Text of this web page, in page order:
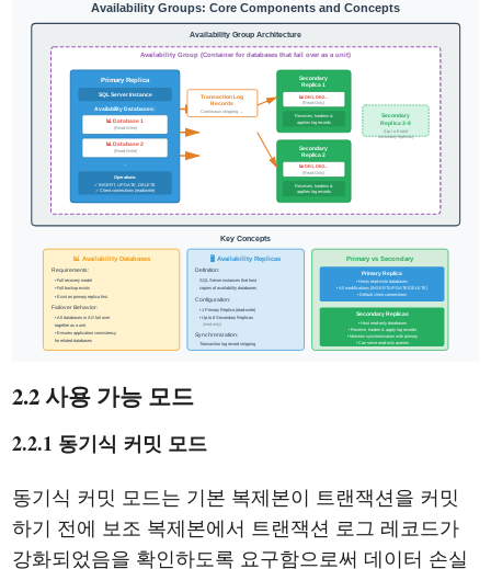
2.2 사용 가능 모드
2.2.1 동기식 커밋 모드
동기식 커밋 모드는 기본 복제본이 트랜잭션을 커밋
하기 전에 보조 복제본에서 트랜잭션 로그 레코드가
강화되었음을 확인하도록 요구함으로써 데이터 손실